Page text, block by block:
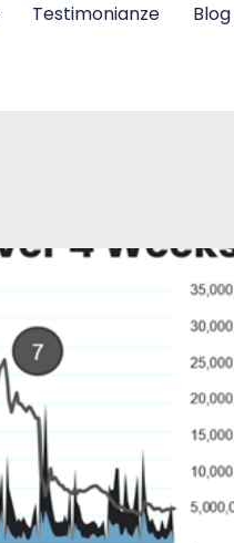
Testimonianze Blog